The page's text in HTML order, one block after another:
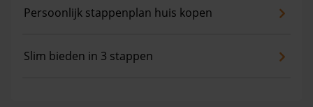
Persoonlijk stappenplan huis kopen
Slim bieden in 3 stappen